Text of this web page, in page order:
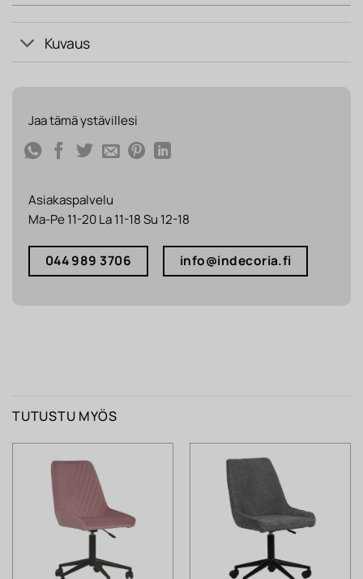
Kuvaus
Jaa tämä ystävillesi
Asiakaspalvelu
Ma-Pe 11-20 La 11-18 Su 12-18
044 989 3706 info@indecoria.fi
TUTUSTU MYÖS